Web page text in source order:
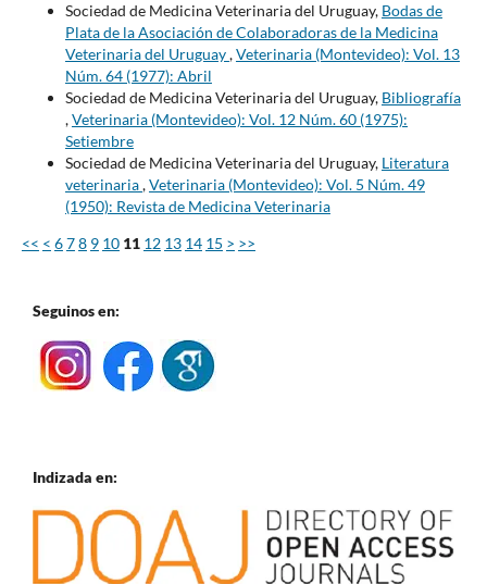
Sociedad de Medicina Veterinaria del Uruguay, Bodas de
Plata de la Asociación de Colaboradoras de la Medicina
Veterinaria del Uruguay,Veterinaria (Montevideo): Vol. 13
Núm. 64 (1977): Abril
Sociedad de Medicina Veterinaria del Uruguay, Bibliografía
,Veterinaria (Montevideo): Vol. 12 Núm. 60 (1975):
Setiembre
Sociedad de Medicina Veterinaria del Uruguay, Literatura
veterinaria,Veterinaria (Montevideo): Vol. 5 Núm. 49
(1950): Revista de Medicina Veterinaria
<< < 678 9 10 11 12 13 14 15 > >>
Seguinos en:
Indizada en: